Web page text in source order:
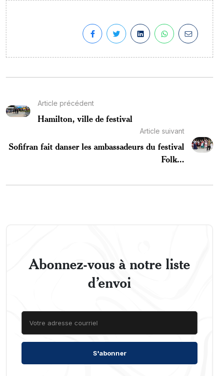
Article précédent
Hamilton, ville de festival
Article suivant
Sofifran fait danser les ambassadeurs du festival
Folk...
Abonnez-vous à notre liste
d’envoi